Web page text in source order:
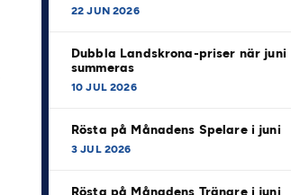
22 JUN 2026
Dubbla Landskrona-priser när juni
summeras
10 JUL 2026
Rösta på Månadens Spelare i juni
3 JUL 2026
Rösta på Månadens Tränare i juni